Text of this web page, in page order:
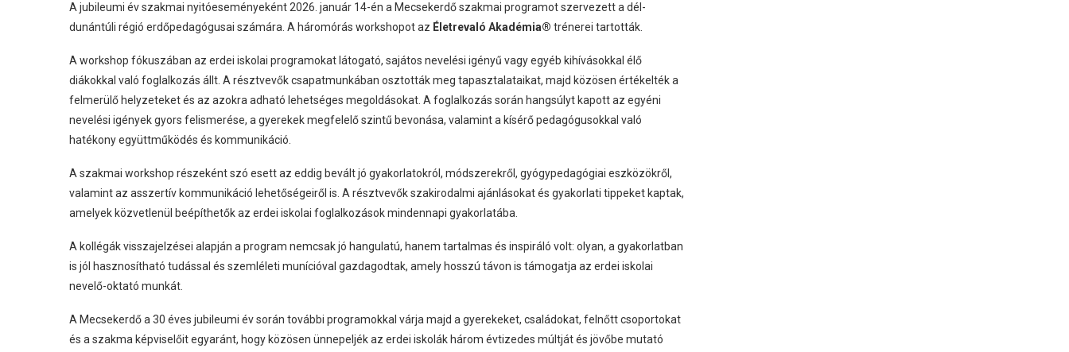
A jubileumi év szakmai nyitóeseményeként 2026. január 14-én a Mecsekerdő szakmai programot szervezett a dél-
dunántúli régió erdőpedagógusai számára. A háromórás workshopot az Életrevaló Akadémia® trénerei tartották.
A workshop fókuszában az erdei iskolai programokat látogató, sajátos nevelési igényű vagy egyéb kihívásokkal élő
diákokkal való foglalkozás állt. A résztvevők csapatmunkában osztották meg tapasztalataikat, majd közösen értékelték a
felmerülő helyzeteket és az azokra adható lehetséges megoldásokat. A foglalkozás során hangsúlyt kapott az egyéni
nevelési igények gyors felismerése, a gyerekek megfelelő szintű bevonása, valamint a kísérő pedagógusokkal való
hatékony együttműködés és kommunikáció.
A szakmai workshop részeként szó esett az eddig bevált jó gyakorlatokról, módszerekről, gyógypedagógiai eszközökről,
valamint az asszertív kommunikáció lehetőségeiről is. A résztvevők szakirodalmi ajánlásokat és gyakorlati tippeket kaptak,
amelyek közvetlenül beépíthetők az erdei iskolai foglalkozások mindennapi gyakorlatába.
A kollégák visszajelzései alapján a program nemcsak jó hangulatú, hanem tartalmas és inspiráló volt: olyan, a gyakorlatban
is jól hasznosítható tudással és szemléleti munícióval gazdagodtak, amely hosszú távon is támogatja az erdei iskolai
nevelő-oktató munkát.
A Mecsekerdő a 30 éves jubileumi év során további programokkal várja majd a gyerekeket, családokat, felnőtt csoportokat
és a szakma képviselőit egyaránt, hogy közösen ünnepeljék az erdei iskolák három évtizedes múltját és jövőbe mutató